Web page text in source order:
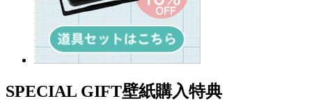
SPECIAL GIFT壁紙購入特典